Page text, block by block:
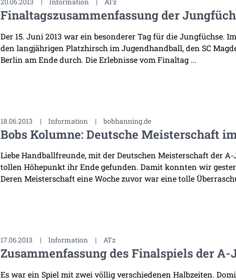
20.06.2013 | Information | ATz
Finaltagszusammenfassung der
Der 15. Juni 2013 war ein besonderer Tag für die Jungfüchse.
den langjährigen Platzhirsch im Jugendhandball, den SC
Berlin am Ende durch. Die Erlebnisse vom Finaltag ...
18.06.2013 | Information | bobhanning.de
Bobs Kolumne: Deutsche Meisterschaft
Liebe Handballfreunde, mit der Deutschen Meisterschaft der
tollen Höhepunkt ihr Ende gefunden. Damit konnten wir
Deren Meisterschaft eine Woche zuvor war eine tolle
17.06.2013 | Information | ATz
Zusammenfassung des Finalspiels der
Es war ein Spiel mit zwei völlig verschiedenen Halbzeiten.